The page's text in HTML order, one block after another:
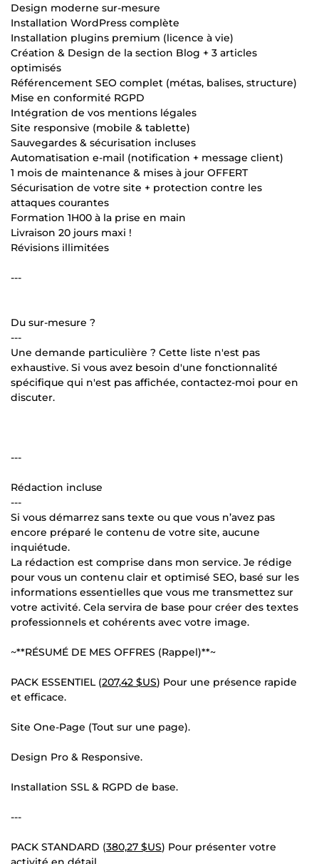
Design moderne sur-mesure
Installation WordPress complète
Installation plugins premium (licence à vie)
Création & Design de la section Blog + 3 articles
optimisés
Référencement SEO complet (métas, balises, structure)
Mise en conformité RGPD
Intégration de vos mentions légales
Site responsive (mobile & tablette)
Sauvegardes & sécurisation incluses
Automatisation e-mail (notification + message client)
1 mois de maintenance & mises à jour OFFERT
Sécurisation de votre site + protection contre les
attaques courantes
Formation 1H00 à la prise en main
Livraison 20 jours maxi !
Révisions illimitées
---
Du sur-mesure ?
---
Une demande particulière ? Cette liste n'est pas
exhaustive. Si vous avez besoin d'une fonctionnalité
spécifique qui n'est pas affichée, contactez-moi pour en
discuter.
---
Rédaction incluse
---
Si vous démarrez sans texte ou que vous n’avez pas
encore préparé le contenu de votre site, aucune
inquiétude.
La rédaction est comprise dans mon service. Je rédige
pour vous un contenu clair et optimisé SEO, basé sur les
informations essentielles que vous me transmettez sur
votre activité. Cela servira de base pour créer des textes
professionnels et cohérents avec votre image.
~**RÉSUMÉ DE MES OFFRES (Rappel)**~
PACK ESSENTIEL (207,42 $US) Pour une présence rapide
et efficace.
Site One-Page (Tout sur une page).
Design Pro & Responsive.
Installation SSL & RGPD de base.
---
PACK STANDARD (380,27 $US) Pour présenter votre